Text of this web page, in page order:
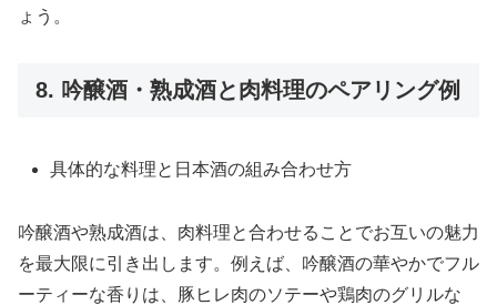
ょう。
8. 吟醸酒・熟成酒と肉料理のペアリング例
具体的な料理と日本酒の組み合わせ方
吟醸酒や熟成酒は、肉料理と合わせることでお互いの魅力
を最大限に引き出します。例えば、吟醸酒の華やかでフル
ーティーな香りは、豚ヒレ肉のソテーや鶏肉のグリルな